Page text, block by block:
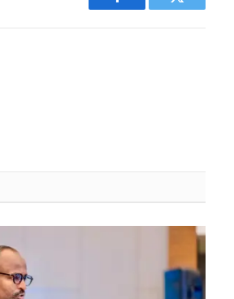
Facebook Twitter